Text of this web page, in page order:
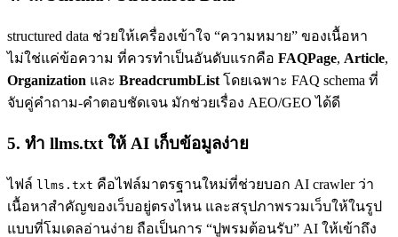
structured data ช่วยให้เครื่องเข้าใจ “ความหมาย” ของเนื้อหา
ไม่ใช่แค่ข้อความ ที่ควรทำเป็นอันดับแรกคือ FAQPage, Article,
Organization และ BreadcrumbList โดยเฉพาะ FAQ schema ที่
จับคู่คำถาม-คำตอบชัดเจน มักช่วยเรื่อง AEO/GEO ได้ดี
5. ทำ llms.txt ให้ AI เก็บข้อมูลง่าย
ไฟล์ llms.txt คือไฟล์มาตรฐานใหม่ที่ช่วยบอก AI crawler ว่า
เนื้อหาสำคัญของเว็บอยู่ตรงไหน และสรุปภาพรวมเว็บให้ในรูป
แบบที่โมเดลอ่านง่าย ถือเป็นการ “ปูพรมต้อนรับ” AI ให้เข้าถึง